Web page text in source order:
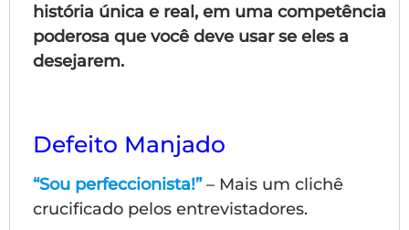
história única e real, em uma competência
poderosa que você deve usar se eles a
desejarem.
Defeito Manjado
“Sou perfeccionista!”– Mais um clichê
crucificado pelos entrevistadores.